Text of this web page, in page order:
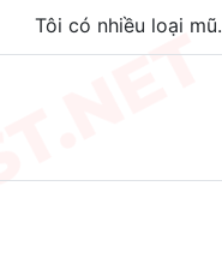
Tôi có nhiều loại mũ.